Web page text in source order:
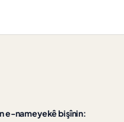
e-nameyekê bişînin: